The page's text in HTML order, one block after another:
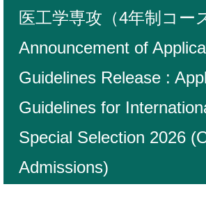
医工学専攻（4年制コー
Announcement of
Guidelines Release :
Guidelines for
Special Selection 2026
Admissions)